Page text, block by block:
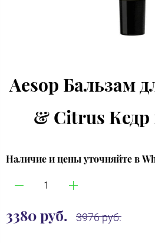
Aesop Бальзам
& Citrus Кедр
Наличие и цены уточняйте в
3380 руб. 3976 руб.